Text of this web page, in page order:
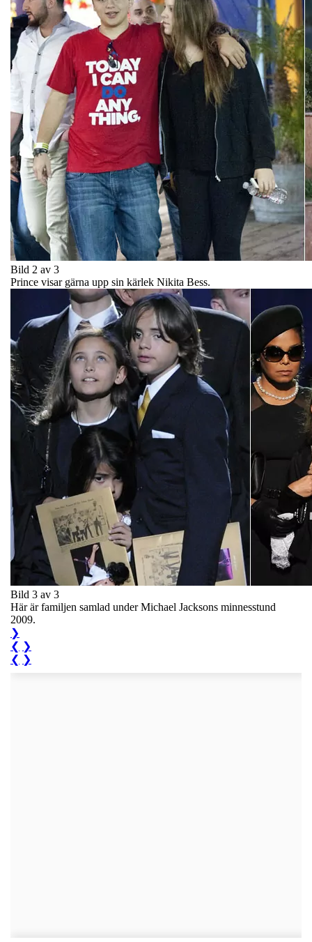
Bild 2 av 3
Prince visar gärna upp sin kärlek Nikita Bess.
Bild 3 av 3
Här är familjen samlad under Michael Jacksons minnesstund
2009.
❯
❮ ❯
❮ ❯